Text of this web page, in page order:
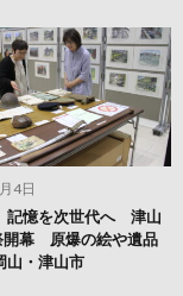
4日
記憶を次世代へ 津山
開幕 原爆の絵や遺品
山・津山市